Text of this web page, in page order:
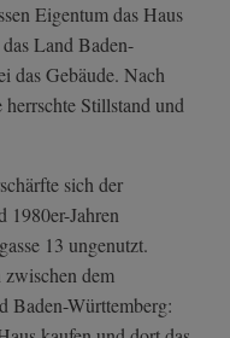
Eigentum das Haus
Land Baden-
das Gebäude. Nach
Stillstand und
sich der
1980er-Jahren
13 ungenutzt.
dem
Baden-Württemberg: